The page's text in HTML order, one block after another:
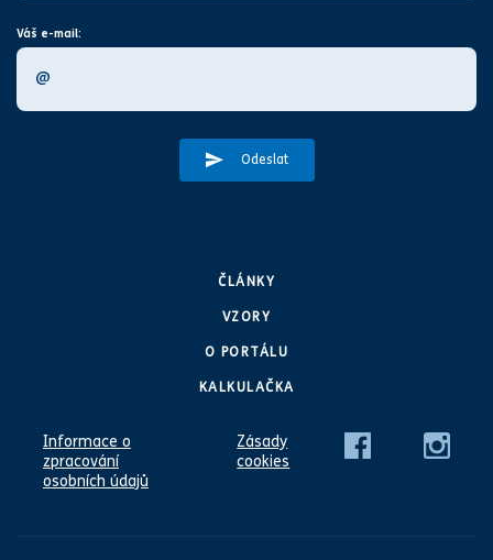
Váš e-mail:
Odeslat
ČLÁNKY
VZORY
O PORTÁLU
KALKULAČKA
Informace o
zpracování
osobních údajů
Zásady
cookies